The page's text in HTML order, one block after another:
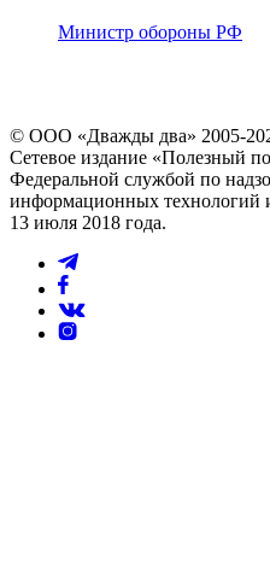
Министр обороны РФ
© ООО «Дважды два» 2005-
Сетевое издание «Полезный
Федеральной службой по
информационных технологий
13 июля 2018 года.